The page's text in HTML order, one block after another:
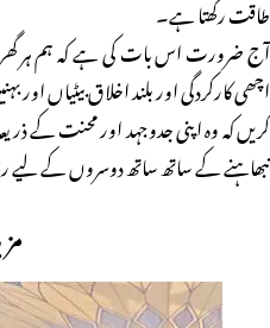
طاقت رکھتا ہے۔
آج ضرورت اس بات کی ہے کہ ہم ہر گھر
اچھی کارکردگی اور بلند اخلاق بیٹیاں اور
کریں کہ وہ اپنی جدوجہد اور محنت کے
نبھاہنے کے ساتھ ساتھ دوسروں کے لیے